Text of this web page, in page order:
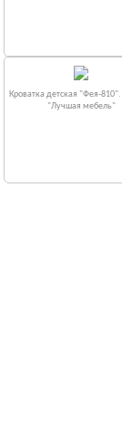
Кроватка детская "Фея-
"Лучшая мебель"